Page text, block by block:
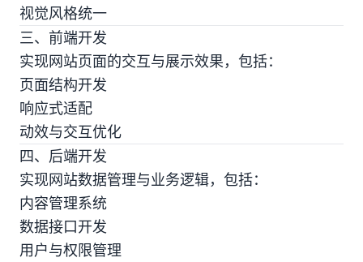
视觉风格统一
三、前端开发
实现网站页面的交互与展示效果，包括：
页面结构开发
响应式适配
动效与交互优化
四、后端开发
实现网站数据管理与业务逻辑，包括：
内容管理系统
数据接口开发
用户与权限管理